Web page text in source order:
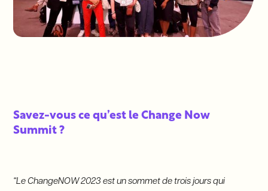
Savez-vous ce qu’est le Change Now
Summit ?
“Le ChangeNOW 2023 est un sommet de trois jours qui